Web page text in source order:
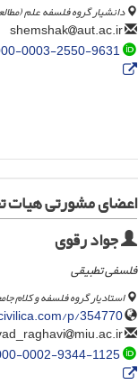
دانشیار گروه فلسفه علم
aut.ac.ir
0003-2550-9631
اعضای مشورتی هیات
جواد رقوی
فلسفی تطبیقی
استادیار گروه فلسفه و کلام
p/354770/
miu.ac.ir
0002-9344-1125